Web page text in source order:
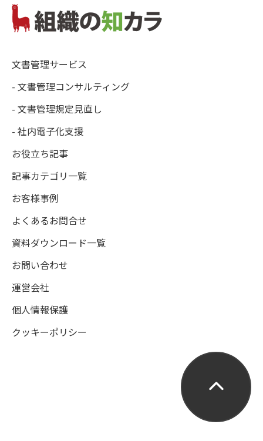
文書管理サービス
- 文書管理コンサルティング
- 文書管理規定見直し
- 社内電子化支援
お役立ち記事
記事カテゴリ一覧
お客様事例
よくあるお問合せ
資料ダウンロード一覧
お問い合わせ
運営会社
個人情報保護
クッキーポリシー